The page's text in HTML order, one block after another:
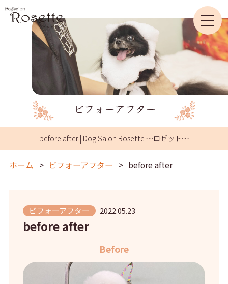
before after | Dog Salon Rosette ～ロゼット～
ホーム ビフォーアフター before after
ビフォーアフター 2022.05.23
before after
Before